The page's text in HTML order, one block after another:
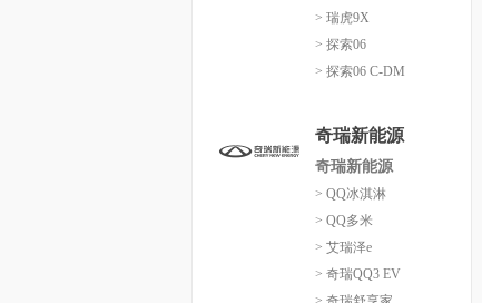
> 瑞虎9X
> 探索06
> 探索06 C-DM
奇瑞新能源
奇瑞新能源
> QQ冰淇淋
> QQ多米
> 艾瑞泽e
> 奇瑞QQ3 EV